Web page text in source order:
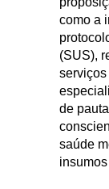
como a
(SUS),
de
saúde